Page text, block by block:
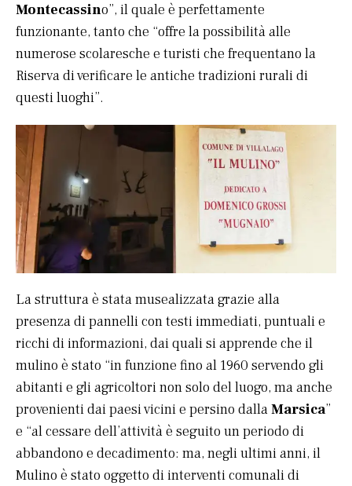
Montecassino”, il quale è perfettamente
funzionante, tanto che “offre la possibilità alle
numerose scolaresche e turisti che frequentano la
Riserva di verificare le antiche tradizioni rurali di
questi luoghi”.
La struttura è stata musealizzata grazie alla
presenza di pannelli con testi immediati, puntuali e
ricchi di informazioni, dai quali si apprende che il
mulino è stato “in funzione fino al 1960 servendo gli
abitanti e gli agricoltori non solo del luogo, ma anche
provenienti dai paesi vicini e persino dallaMarsica”
e “al cessare dell’attività è seguito un periodo di
abbandono e decadimento: ma, negli ultimi anni, il
Mulino è stato oggetto di interventi comunali di